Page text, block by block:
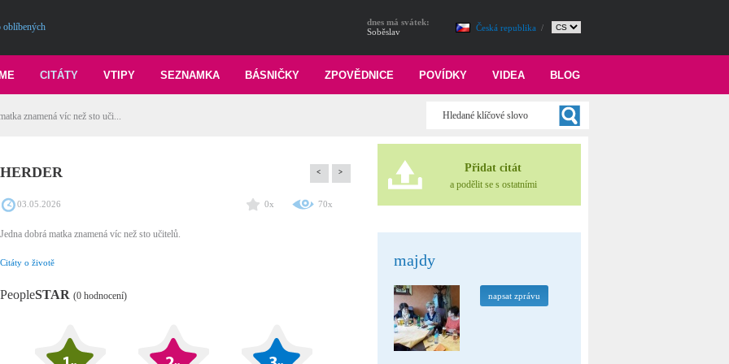
oblíbených Česká republika /
dnes má svátek:
Soběslav
BLOG
VIDEA
POVÍDKY
ZPOVĚDNICE
BÁSNIČKY
SEZNAMKA
VTIPY
CITÁTY
znamená víc než sto uči...
HERDER < >
03.05.2026 0x 70x
Jedna dobrá matka znamená víc než sto učitelů.
Citáty o životě
PeopleSTAR (0 hodnocení)
Přidat citát
a podělit se s ostatními
majdy
napsat zprávu